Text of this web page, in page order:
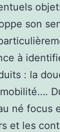
son
à
: la
né focus
et les